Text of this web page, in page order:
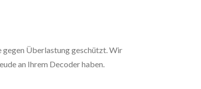
gegen Überlastung geschützt. Wir
an Ihrem Decoder haben.